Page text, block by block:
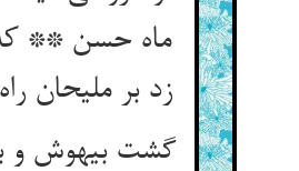
ماه حسن **
زد بر ملیحان
گشت بیهوش و